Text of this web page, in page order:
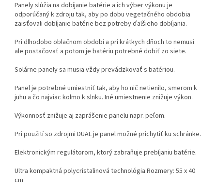
Panelyslúžia na dobíjanie batérie a ich výbervýkonu je
odporúčanýk zdroju tak, aby po dobu vegetačného obdobia
zaisťovali dobíjanie batérie bez potrebyďalšieho dobíjania.
Pri dlhodobo oblačnom období a pri krátkych dňoch to nemusí
ale postačovať a potom je batériu potrebné dobiť zo siete.
Solárne panelysa musia vždyprevádzkovať s batériou.
Panelje potrebné umiestniť tak, aby ho nič netienilo, smerom k
juhu a čo najviac kolmo k slnku. Iné umiestnenie znižuje výkon.
Výkonnosť znižuje aj zaprášenie panelu napr. peľom.
Pri použitíso zdrojmi DUALje panelmožné prichytiť ku schránke.
Elektronickým regulátorom, ktorý zabraňuje prebíjaniu batérie.
Ultra kompaktná polycristalinová technológia.Rozmery: 55 x 40
cm